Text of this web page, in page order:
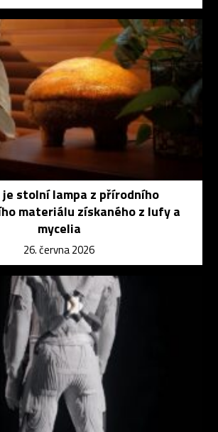
je stolní lampa z přírodního
materiálu získaného z lufy a
mycelia
26. června 2026